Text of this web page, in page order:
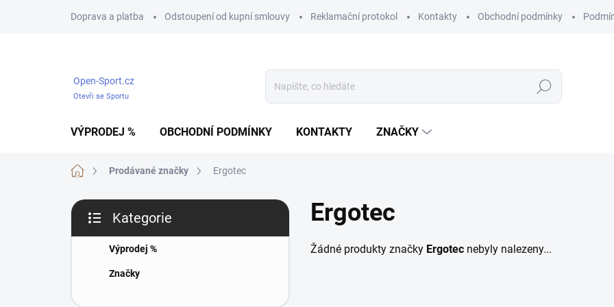
Doprava a platba Odstoupení od kupní smlouvy Reklamační protokol Kontakty Obchodní podmínky
Open-Sport.cz
Otevři se Sportu
Hledat
VÝPRODEJ % OBCHODNÍ PODMÍNKY KONTAKTY ZNAČKY
Domů Prodávané značky Ergotec
P
s
n
kategorie
Kategorie
Výprodej %
Značky
Ergotec
Žádné produkty značky Ergotec nebyly nalezeny...